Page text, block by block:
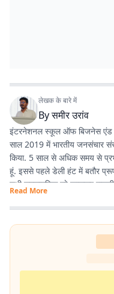
लेखक के बारे में
Byसमीर उरांव
इंटरनेशनल स्कूल ऑफ बिजनेस एंड
साल 2019 में भारतीय जनसंचार
किया. 5 साल से अधिक समय से
हूं. इससे पहले डेली हंट में बतौर
सभी समसामयिक मुद्दे खासकर
और पढ़ने में गहरी रुचि है. तीन
हूं. फिर लंबे समय तक लाइफ स्टाइल
में भी गहरी रुचि है.
Read More